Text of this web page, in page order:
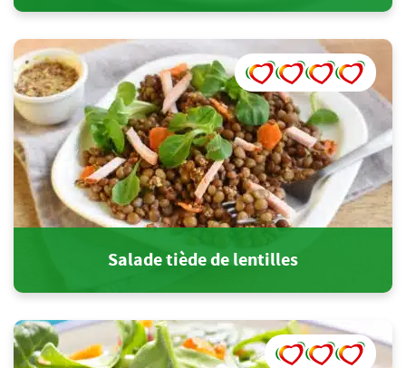
Salade tiède de lentilles